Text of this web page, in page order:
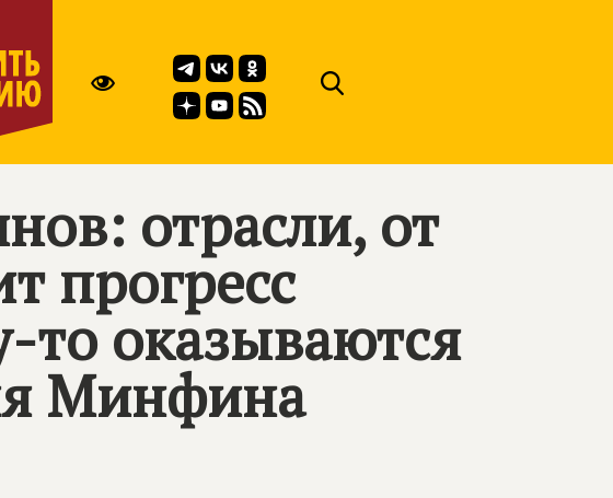
отрасли, от
прогресс
то оказываются
Минфина